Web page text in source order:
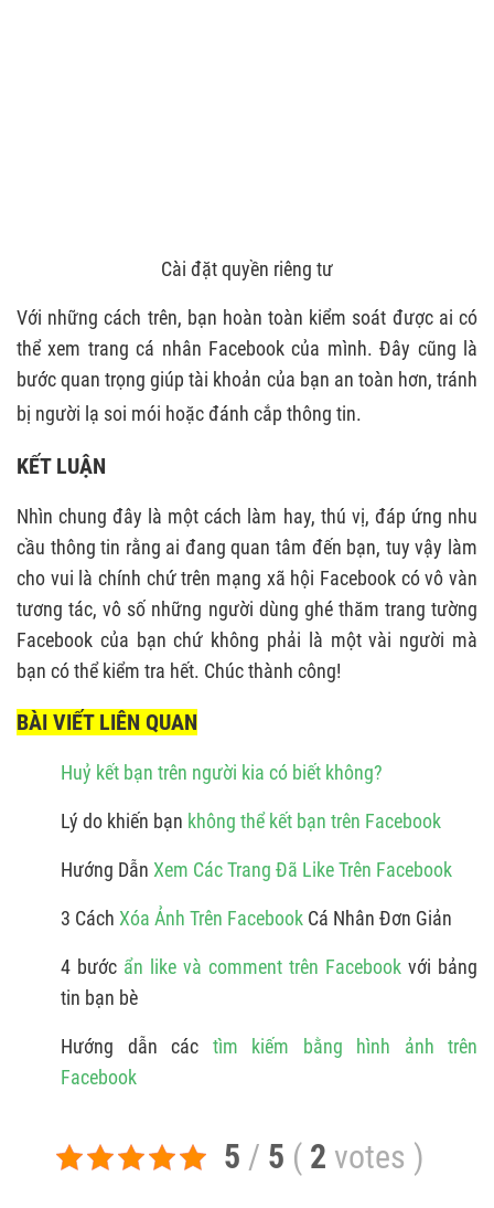
Cài đặt quyền riêng tư
Với những cách trên, bạn hoàn toàn kiểm soát được ai có
thể xem trang cá nhân Facebook của mình. Đây cũng là
bước quan trọng giúp tài khoản của bạn an toàn hơn, tránh
bị người lạ soi mói hoặc đánh cắp thông tin.
KẾT LUẬN
Nhìn chung đây là một cách làm hay, thú vị, đáp ứng nhu
cầu thông tin rằng ai đang quan tâm đến bạn, tuy vậy làm
cho vui là chính chứ trên mạng xã hội Facebook có vô vàn
tương tác, vô số những người dùng ghé thăm trang tường
Facebook của bạn chứ không phải là một vài người mà
bạn có thể kiểm tra hết. Chúc thành công!
BÀI VIẾT LIÊN QUAN
Huỷ kết bạn trên người kia có biết không?
Lý do khiến bạn không thể kết bạn trên Facebook
Hướng Dẫn Xem Các Trang Đã Like Trên Facebook
3 Cách Xóa Ảnh Trên Facebook Cá Nhân Đơn Giản
4 bước ẩn like và comment trên Facebook với bảng
tin bạn bè
Hướng dẫn các tìm kiếm bằng hình ảnh trên
Facebook
5 / 5 ( 2 votes )